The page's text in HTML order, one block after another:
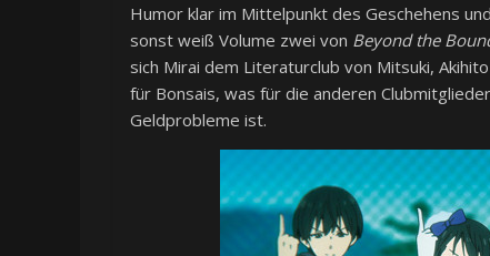
Humor klar im Mittelpunkt des Geschehens
sonst weiß Volume zwei von Beyond the
sich Mirai dem Literaturclub von Mitsuki,
für Bonsais, was für die anderen
Geldprobleme ist.